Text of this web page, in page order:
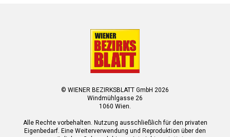
© WIENER BEZIRKSBLATT GmbH 2026
Windmühlgasse 26
1060 Wien.
Alle Rechte vorbehalten. Nutzung ausschließlich für den privaten
Eigenbedarf. Eine Weiterverwendung und Reproduktion über den